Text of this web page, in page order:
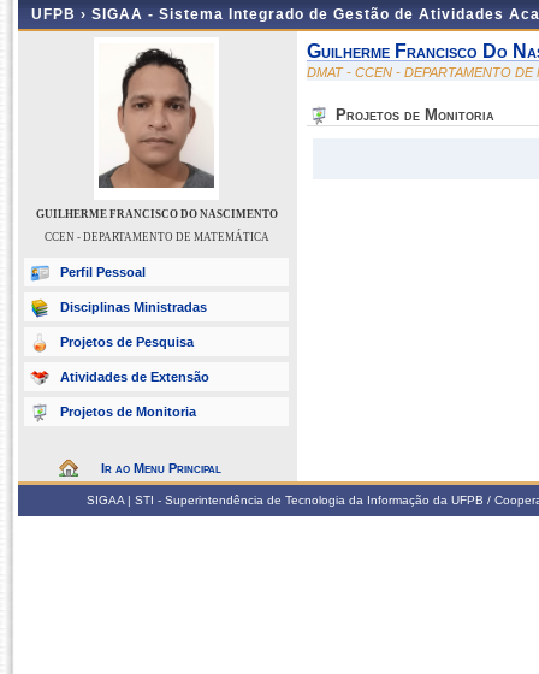
UFPB › SIGAA - Sistema Integrado de Gestão de Atividades
GUILHERME FRANCISCO DO NASCIMENTO
CCEN - DEPARTAMENTO DE MATEMÁTICA
Perfil Pessoal
Disciplinas Ministradas
Projetos de Pesquisa
Atividades de Extensão
Projetos de Monitoria
Ir ao Menu Principal
Guilherme Francisco Do
DMAT - CCEN - DEPARTAMENTO DE
Projetos de Monitoria
SIGAA | STI - Superintendência de Tecnologia da Informação da UFPB /